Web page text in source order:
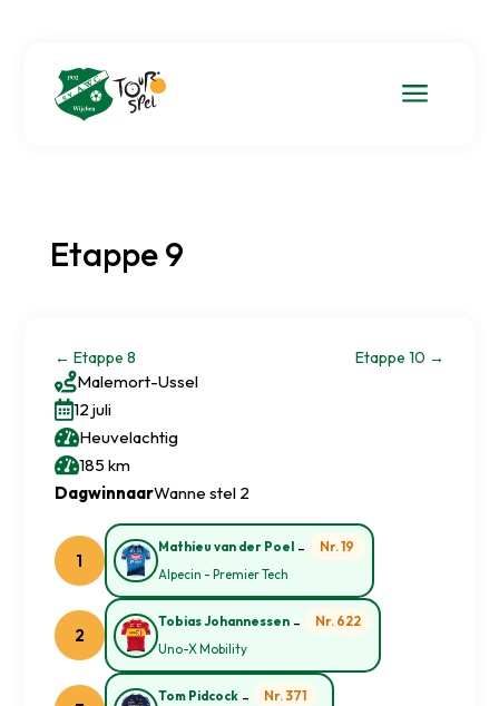
a
Etappe 9
← Etappe 8 Etappe 10 →
Malemort-Ussel
12 juli
Heuvelachtig
185 km
DagwinnaarWanne stel 2
1
Mathieu van der Poel- Nr. 19
Alpecin - Premier Tech
2
Tobias Johannessen- Nr. 622
Uno-X Mobility
Tom Pidcock- Nr. 371